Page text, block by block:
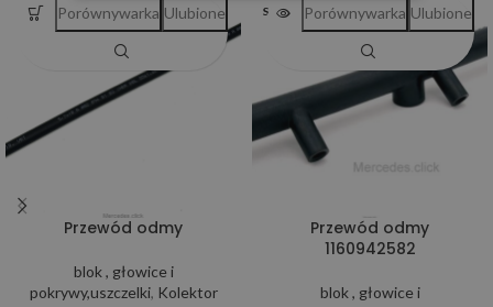
Przewód odmy
blok , głowice i
pokrywy,uszczelki, Kolektor
Porównywarka Ulubione SOLD OUT
Przewód odmy
1160942582
blok , głowice i
Porównywarka Ulubione